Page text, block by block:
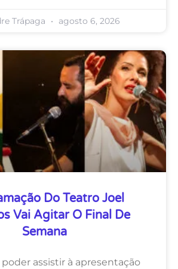
Trápaga agosto 6, 2026
Do Teatro Joel
Vai Agitar O Final De
Semana
assistir à apresentação